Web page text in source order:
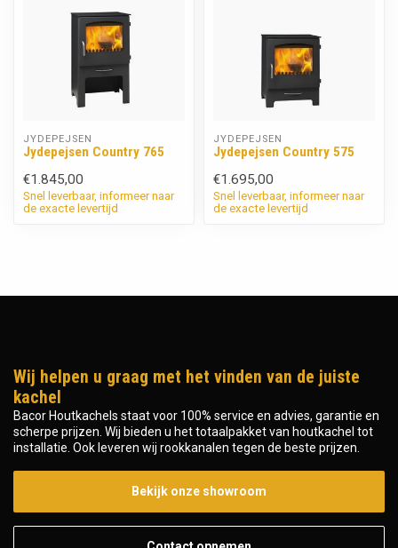
JYDEPEJSEN
Jydepejsen Country 765
€1.845,00
Snel leverbaar, informeer naar
de exacte levertijd
JYDEPEJSEN
Jydepejsen Country 575
€1.695,00
Snel leverbaar, informeer naar
de exacte levertijd
Wij helpen u graag met het vinden van de juiste
kachel
Bacor Houtkachels staat voor 100% service en advies, garantie en
scherpe prijzen. Wij bieden u het totaalpakket van houtkachel tot
installatie. Ook leveren wij rookkanalen tegen de beste prijzen.
Bekijk onze showroom